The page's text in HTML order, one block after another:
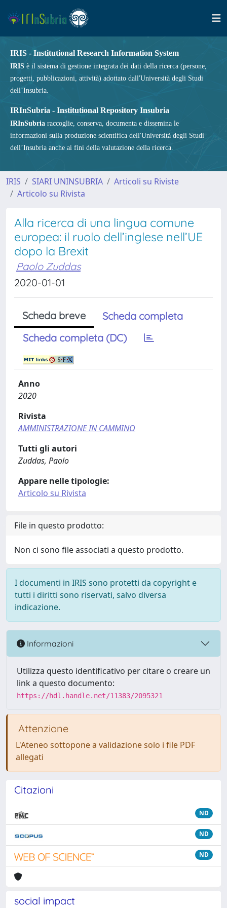
IRIS - Institutional Research Information System
IRIS è il sistema di gestione integrata dei dati della ricerca (persone,
progetti, pubblicazioni, attività) adottato dall'Università degli Studi
dell’Insubria.
IRInSubria - Institutional Repository Insubria
IRInSubria raccoglie, conserva, documenta e dissemina le
informazioni sulla produzione scientifica dell'Università degli Studi
dell’Insubria anche ai fini della valutazione della ricerca.
IRIS SIARI UNINSUBRIA
Articoli su Riviste
Articolo su Rivista
Alla ricerca di una lingua comune
europea: il ruolo dell’inglese nell’UE
dopo la Brexit
Paolo Zuddas
2020-01-01
Scheda breve
Scheda completa
Scheda completa (DC)
Anno
2020
Rivista
AMMINISTRAZIONE IN CAMMINO
Tutti gli autori
Zuddas, Paolo
Appare nelle tipologie:
Articolo su Rivista
File in questo prodotto:
Non ci sono file associati a questo prodotto.
I documenti in IRIS sono protetti da copyright e
tutti i diritti sono riservati, salvo diversa
indicazione.
Informazioni
Utilizza questo identificativo per citare o creare un
link a questo documento:
https://hdl.handle.net/11383/2095321
Attenzione
L'Ateneo sottopone a validazione solo i file PDF
allegati
Citazioni
ND
ND
ND
social impact